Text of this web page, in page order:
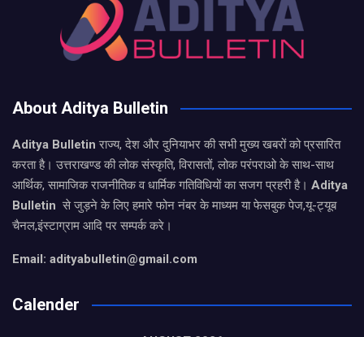
About Aditya Bulletin
Aditya Bulletinराज्य, देश और दुनियाभर की सभी मुख्य खबरों को प्रसारित
करता है। उत्तराखण्ड की लोक संस्कृति, विरासतों, लोक परंपराओ के साथ-साथ
आर्थिक, सामाजिक राजनीतिक व धार्मिक गतिविधियों का सजग प्रहरी है। Aditya
Bulletin से जुड़ने के लिए हमारे फोन नंबर के माध्यम या फेसबुक पेज,यू-ट्यूब
चैनल,इंस्टाग्राम आदि पर सम्पर्क करे।
Email: adityabulletin@gmail.com
Calender